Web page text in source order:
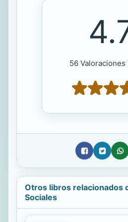
56 Valoraciones
Otros libros relacionados
Sociales